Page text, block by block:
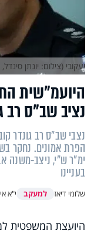
היועמ"שית
נציב שב"ס רב
נצבי שב"ס רב גונדר
הפרת אמונים. נחקר
ימ"ר ש"י, ניצב-משנה
בעניינו
שלומי דיאז למעקב י"א
יעקובי (צילום: יונתן סינדל,
היועצת המשפטית